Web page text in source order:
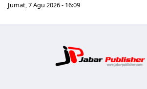
Jumat, 7 Agu 2026 - 16:09